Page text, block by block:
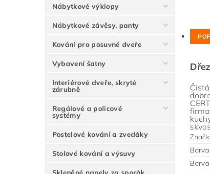
Nábytkové výklopy
Nábytkové závěsy, panty
Kování pro posuvné dveře
Vybavení šatny
Interiérové dveře, skryté
zárubně
Regálové a policové
systémy
Postelové kování a zvedáky
Stolové kování a výsuvy